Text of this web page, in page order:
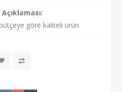
göre kaliteli ürün